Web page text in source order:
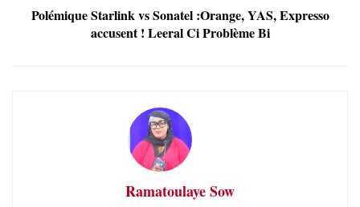
Polémique Starlink vs Sonatel :Orange, YAS, Expresso
accusent ! Leeral Ci Problème Bi
Ramatoulaye Sow